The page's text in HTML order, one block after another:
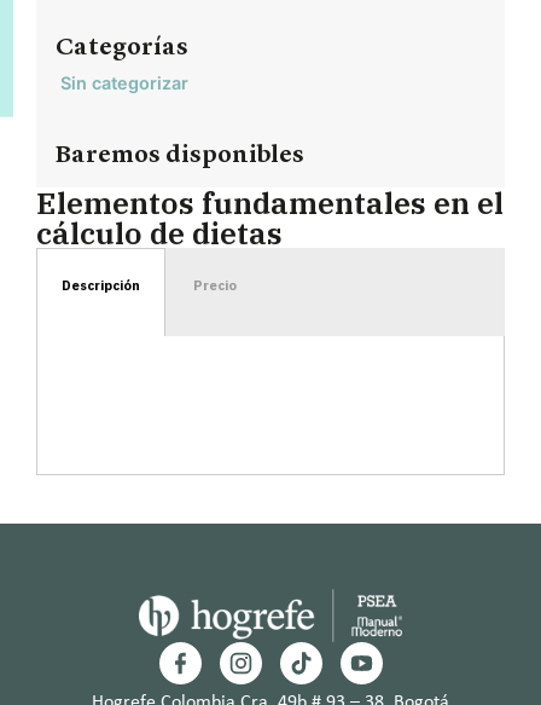
Categorías
Sin categorizar
Baremos disponibles
Elementos fundamentales en el
cálculo de dietas
Descripción Precio